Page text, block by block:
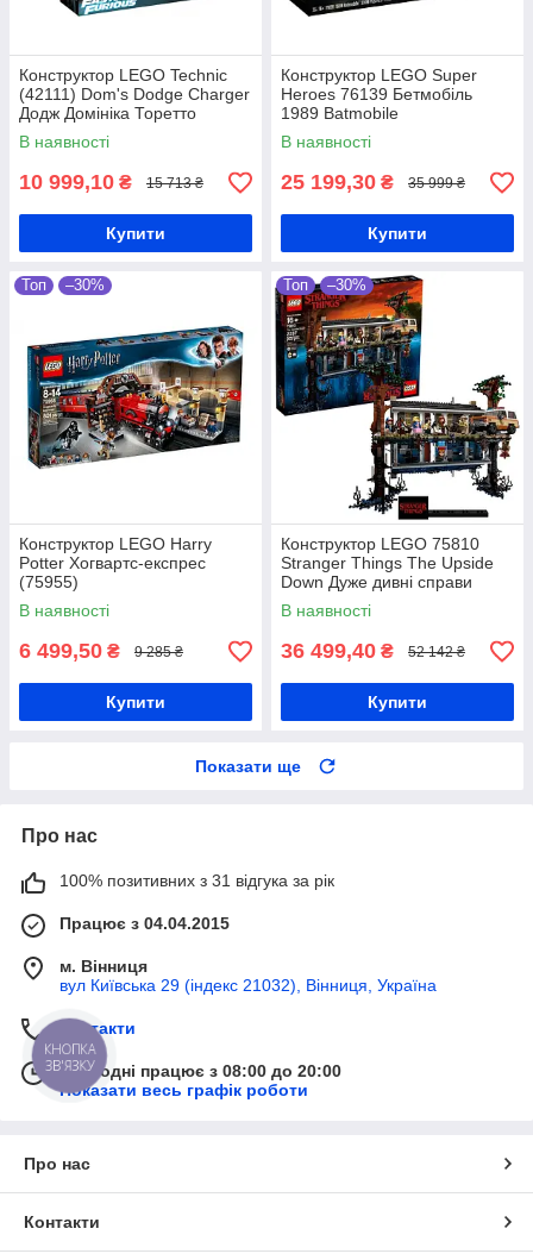
Конструктор LEGO Technic
(42111) Dom's Dodge Charger
Додж Домініка Торетто
В наявності
10 999,10 ₴ 15 713 ₴
Купити
Конструктор LEGO Super
Heroes 76139 Бетмобіль
1989 Batmobile
В наявності
25 199,30 ₴ 35 999 ₴
Купити
Топ –30%
Конструктор LEGO Harry
Potter Хогвартс-експрес
(75955)
В наявності
6 499,50 ₴ 9 285 ₴
Купити
Топ –30%
Конструктор LEGO 75810
Stranger Things The Upside
Down Дуже дивні справи
Догори дригом
В наявності
36 499,40 ₴ 52 142 ₴
Купити
Показати ще
Про нас
100% позитивних з 31 відгука за рік
Працює з 04.04.2015
м. Вінниця
вул Київська 29 (індекс 21032), Вінниця, Україна
Контакти
Сьогодні працює з 08:00 до 20:00
Показати весь графік роботи
Про нас
Контакти
КНОПКА
ЗВ'ЯЗКУ